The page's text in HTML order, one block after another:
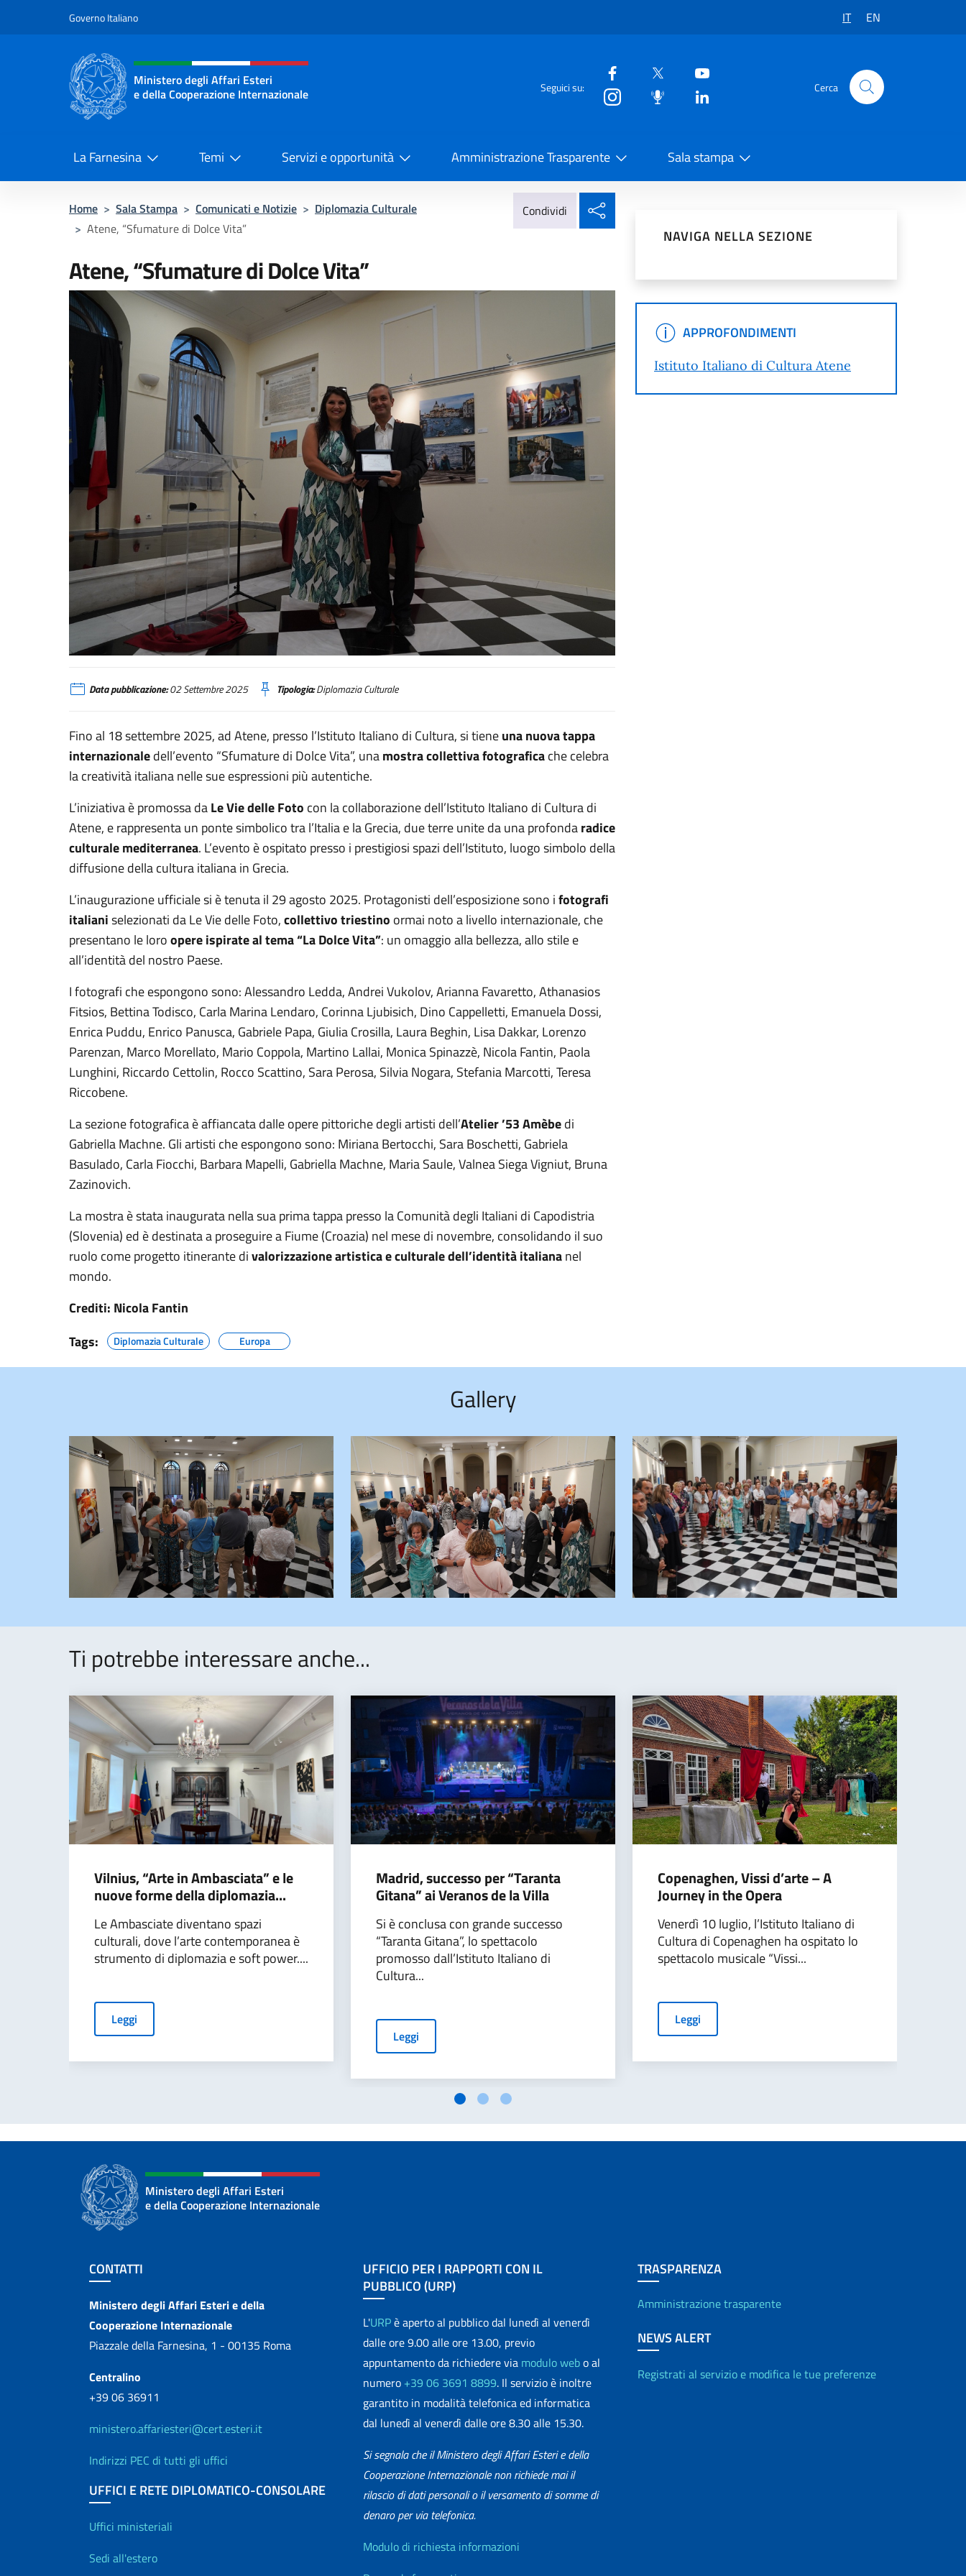
Governo Italiano IT EN
Intestazione sito, social e menù
Ministero degli Affari Esteri
e della Cooperazione Internazionale
Seguici su: Cerca
La Farnesina Temi Servizi e opportunità Amministrazione Trasparente Sala stampa
Home > Sala Stampa > Comunicati e Notizie > Diplomazia Culturale
> Atene, “Sfumature di Dolce Vita”
Condividi
Atene, “Sfumature di Dolce Vita”
Atene, “Sfumature di dolce vita”
Data pubblicazione:02 Settembre 2025 Tipologia:Diplomazia Culturale
Fino al 18 settembre 2025, ad Atene, presso l’Istituto Italiano di Cultura, si tieneuna nuova tappa
internazionaledell’evento “Sfumature di Dolce Vita”, unamostra collettiva fotograficache celebra
la creatività italiana nelle sue espressioni più autentiche.
L’iniziativa è promossa daLe Vie delle Foto con la collaborazione dell’Istituto Italiano di Cultura di
Atene, e rappresenta un ponte simbolico tra l’Italia e la Grecia, due terre unite da una profondaradice
culturale mediterranea. L’evento è ospitato presso i prestigiosi spazi dell’Istituto, luogo simbolo della
diffusione della cultura italiana in Grecia.
L’inaugurazione ufficiale si è tenuta il 29 agosto 2025. Protagonisti dell’esposizione sono ifotografi
italianiselezionati da Le Vie delle Foto,collettivo triestino ormai noto a livello internazionale, che
presentano le loroopere ispirate al tema “La Dolce Vita”: un omaggio alla bellezza, allo stile e
all’identità del nostro Paese.
I fotografi che espongono sono: Alessandro Ledda, Andrei Vukolov, Arianna Favaretto, Athanasios
Fitsios, Bettina Todisco, Carla Marina Lendaro, Corinna Ljubisich, Dino Cappelletti, Emanuela Dossi,
Enrica Puddu, Enrico Panusca, Gabriele Papa, Giulia Crosilla, Laura Beghin, Lisa Dakkar, Lorenzo
Parenzan, Marco Morellato, Mario Coppola, Martino Lallai, Monica Spinazzè, Nicola Fantin, Paola
Lunghini, Riccardo Cettolin, Rocco Scattino, Sara Perosa, Silvia Nogara, Stefania Marcotti, Teresa
Riccobene.
La sezione fotografica è affiancata dalle opere pittoriche degli artisti dell’Atelier ’53 Amèbedi
Gabriella Machne. Gli artisti che espongono sono: Miriana Bertocchi, Sara Boschetti, Gabriela
Basulado, Carla Fiocchi, Barbara Mapelli, Gabriella Machne, Maria Saule, Valnea Siega Vigniut, Bruna
Zazinovich.
La mostra è stata inaugurata nella sua prima tappa presso la Comunità degli Italiani di Capodistria
(Slovenia) ed è destinata a proseguire a Fiume (Croazia) nel mese di novembre, consolidando il suo
ruolo come progetto itinerante divalorizzazione artistica e culturale dell’identità italiananel
mondo.
Crediti: Nicola Fantin
Tags:
Diplomazia Culturale Europa
NAVIGA NELLA SEZIONE
APPROFONDIMENTI
APPROFONDIMENTI
Istituto Italiano di Cultura Atene
Gallery
Ti potrebbe interessare anche...
Vilnius, “Arte in Ambasciata” e le
nuove forme della diplomazia...
Le Ambasciate diventano spazi
culturali, dove l’arte contemporanea è
strumento di diplomazia e soft power....
Leggi
Madrid, successo per “Taranta
Gitana” ai Veranos de la Villa
Si è conclusa con grande successo
“Taranta Gitana”, lo spettacolo
promosso dall’Istituto Italiano di
Cultura...
Leggi
Copenaghen, Vissi d’arte – A
Journey in the Opera
Venerdì 10 luglio, l’Istituto Italiano di
Cultura di Copenaghen ha ospitato lo
spettacolo musicale “Vissi...
Leggi
Ministero degli Affari Esteri
e della Cooperazione Internazionale
Sezione footer
CONTATTI
Contatti
Ministero degli Affari Esteri e della
Cooperazione Internazionale
Piazzale della Farnesina, 1 - 00135 Roma
Centralino
+39 06 36911
ministero.affariesteri@cert.esteri.it
Indirizzi PEC di tutti gli uffici
UFFICI E RETE DIPLOMATICO-CONSOLARE
Uffici e Rete diplomatica
Uffici ministeriali
Sedi all'estero
UFFICIO PER I RAPPORTI CON IL
PUBBLICO (URP)
L'URPè aperto al pubblico dal lunedì al venerdì
dalle ore 9.00 alle ore 13.00, previo
appuntamento da richiedere via modulo webo al
numero +39 06 3691 8899. Il servizio è inoltre
garantito in modalità telefonica ed informatica
dal lunedì al venerdì dalle ore 8.30 alle 15.30.
Si segnala che il Ministero degli Affari Esteri e della
Cooperazione Internazionale non richiede mai il
rilascio di dati personali o il versamento di somme di
denaro per via telefonica.
Info utili
Modulo di richiesta informazioni
TRASPARENZA
Amministrazione trasparente
NEWS ALERT
Registrati al servizio e modifica le tue preferenze